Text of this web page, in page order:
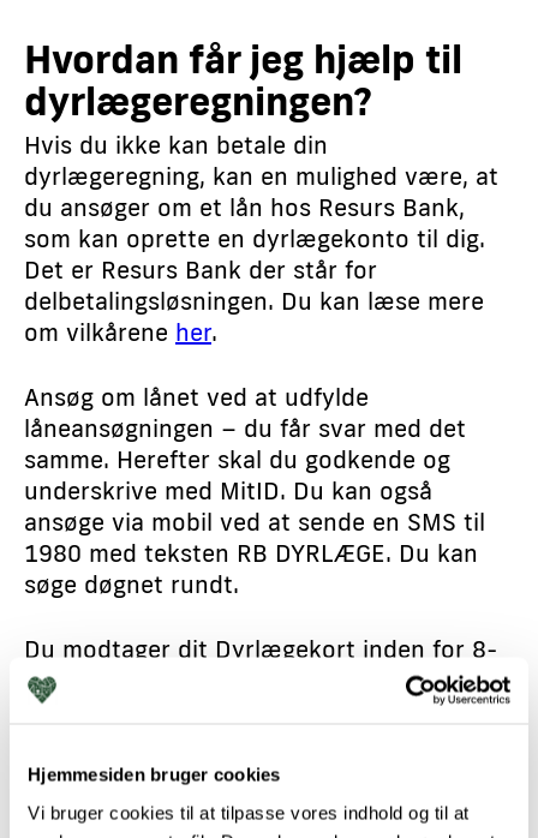
Hjemmesiden bruger cookies
Vi bruger cookies til at tilpasse vores indhold og til at
​Hvordan får jeg hjælp til
dyrlægeregningen?
Hvis du ikke kan betale din
dyrlægeregning, kan en mulighed være, at
du ansøger om et lån hos Resurs Bank,
som kan oprette en dyrlægekonto til dig.
Det er Resurs Bank der står for
delbetalingsløsningen. Du kan læse mere
om vilkårene her.
Ansøg om lånet ved at udfylde
låneansøgningen – du får svar med det
samme. Herefter skal du godkende og
underskrive med MitID. Du kan også
ansøge via mobil ved at sende en SMS til
1980 med teksten RB DYRLÆGE. Du kan
søge døgnet rundt.
Du modtager dit Dyrlægekort inden for 8-
12 hverdage. Kortet indeholder din lånte
kredit, og kan benyttes hos os. Hvis du
godkendt af Resurs Bank, har du mulighed
for at betale din dyrlægeregning her og nu